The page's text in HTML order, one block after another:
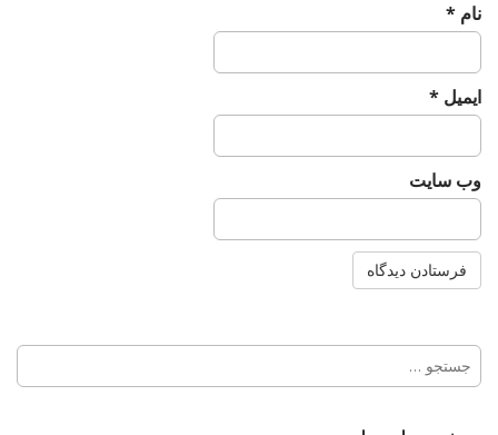
نام *
ایمیل *
وب‌ سایت
جستجو
برای: